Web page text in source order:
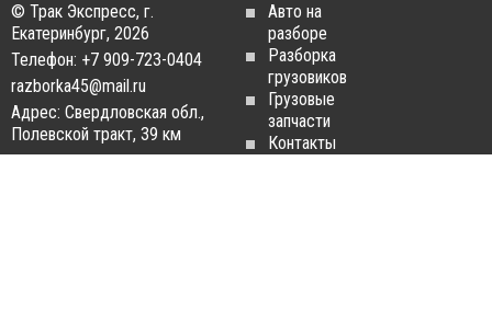
© Трак Экспресс, г.
Екатеринбург, 2026
Телефон: +7 909-723-0404
razborka45@mail.ru
Адрес: Свердловская обл.,
Полевской тракт, 39 км
Авто на
разборе
Разборка
грузовиков
Грузовые
запчасти
Контакты